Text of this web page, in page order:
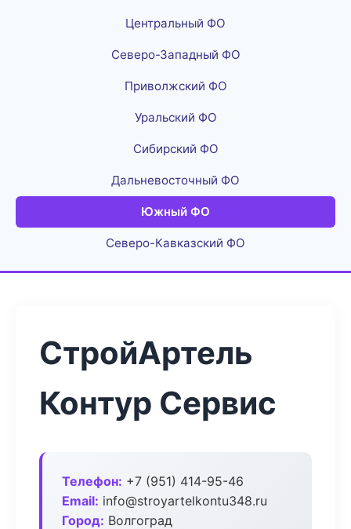
Центральный ФО
Северо-Западный ФО
Приволжский ФО
Уральский ФО
Сибирский ФО
Дальневосточный ФО
Южный ФО
Северо-Кавказский ФО
СтройАртель
Контур Сервис
Телефон: +7 (951) 414-95-46
Email: info@stroyartelkontu348.ru
Город: Волгоград